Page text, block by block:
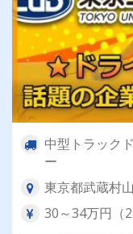
中型トラック
ー
東京都武蔵村
30～34万円（